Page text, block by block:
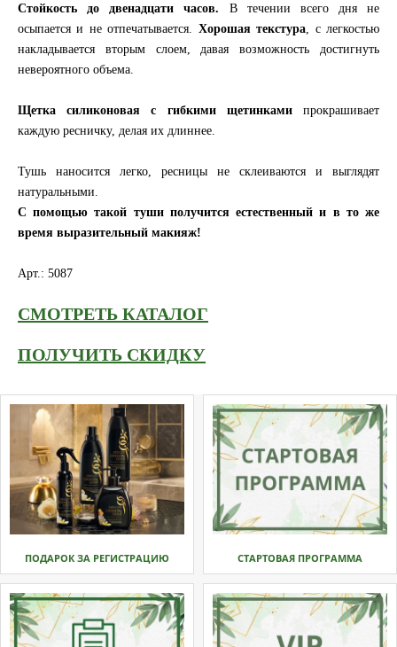
Стойкость до двенадцати часов. В течении всего дня не
осыпается и не отпечатывается. Хорошая текстура , с легкостью
накладывается вторым слоем, давая возможность достигнуть
невероятного объема.
Щетка силиконовая с гибкими щетинкамипрокрашивает
каждую ресничку, делая их длиннее.
Тушь наносится легко, ресницы не склеиваются и выглядят
натуральными.
С помощью такой туши получится естественный и в то же
время выразительный макияж!
Арт.: 5087
СМОТРЕТЬ КАТАЛОГ
ПОЛУЧИТЬ СКИДКУ
ПОДАРОК ЗА РЕГИСТРАЦИЮ СТАРТОВАЯ ПРОГРАММА